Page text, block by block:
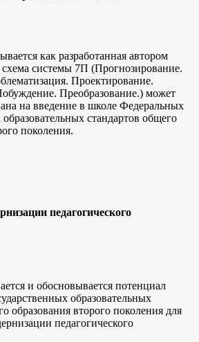
как разработанная автором
системы 7П (Прогнозирование.
Проектирование.
Преобразование.) может
на введение в школе Федеральных
стандартов общего
поколения.
педагогического
и обосновывается потенциал
образовательных
образования второго поколения для
педагогического